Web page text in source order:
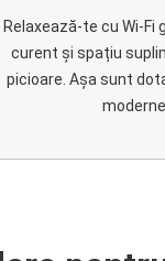
Relaxează-te cu Wi-Fi
curent și spațiu
picioare. Așa sunt
moderne.